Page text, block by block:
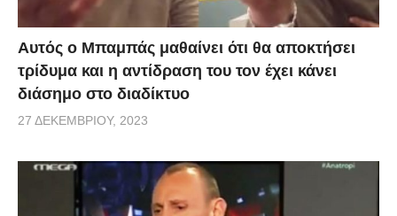
Αυτός ο Μπαμπάς μαθαίνει ότι θα αποκτήσει
τρίδυμα και η αντίδραση του τον έχει κάνει
διάσημο στο διαδίκτυο
27 ΔΕΚΕΜΒΡΊΟΥ, 2023